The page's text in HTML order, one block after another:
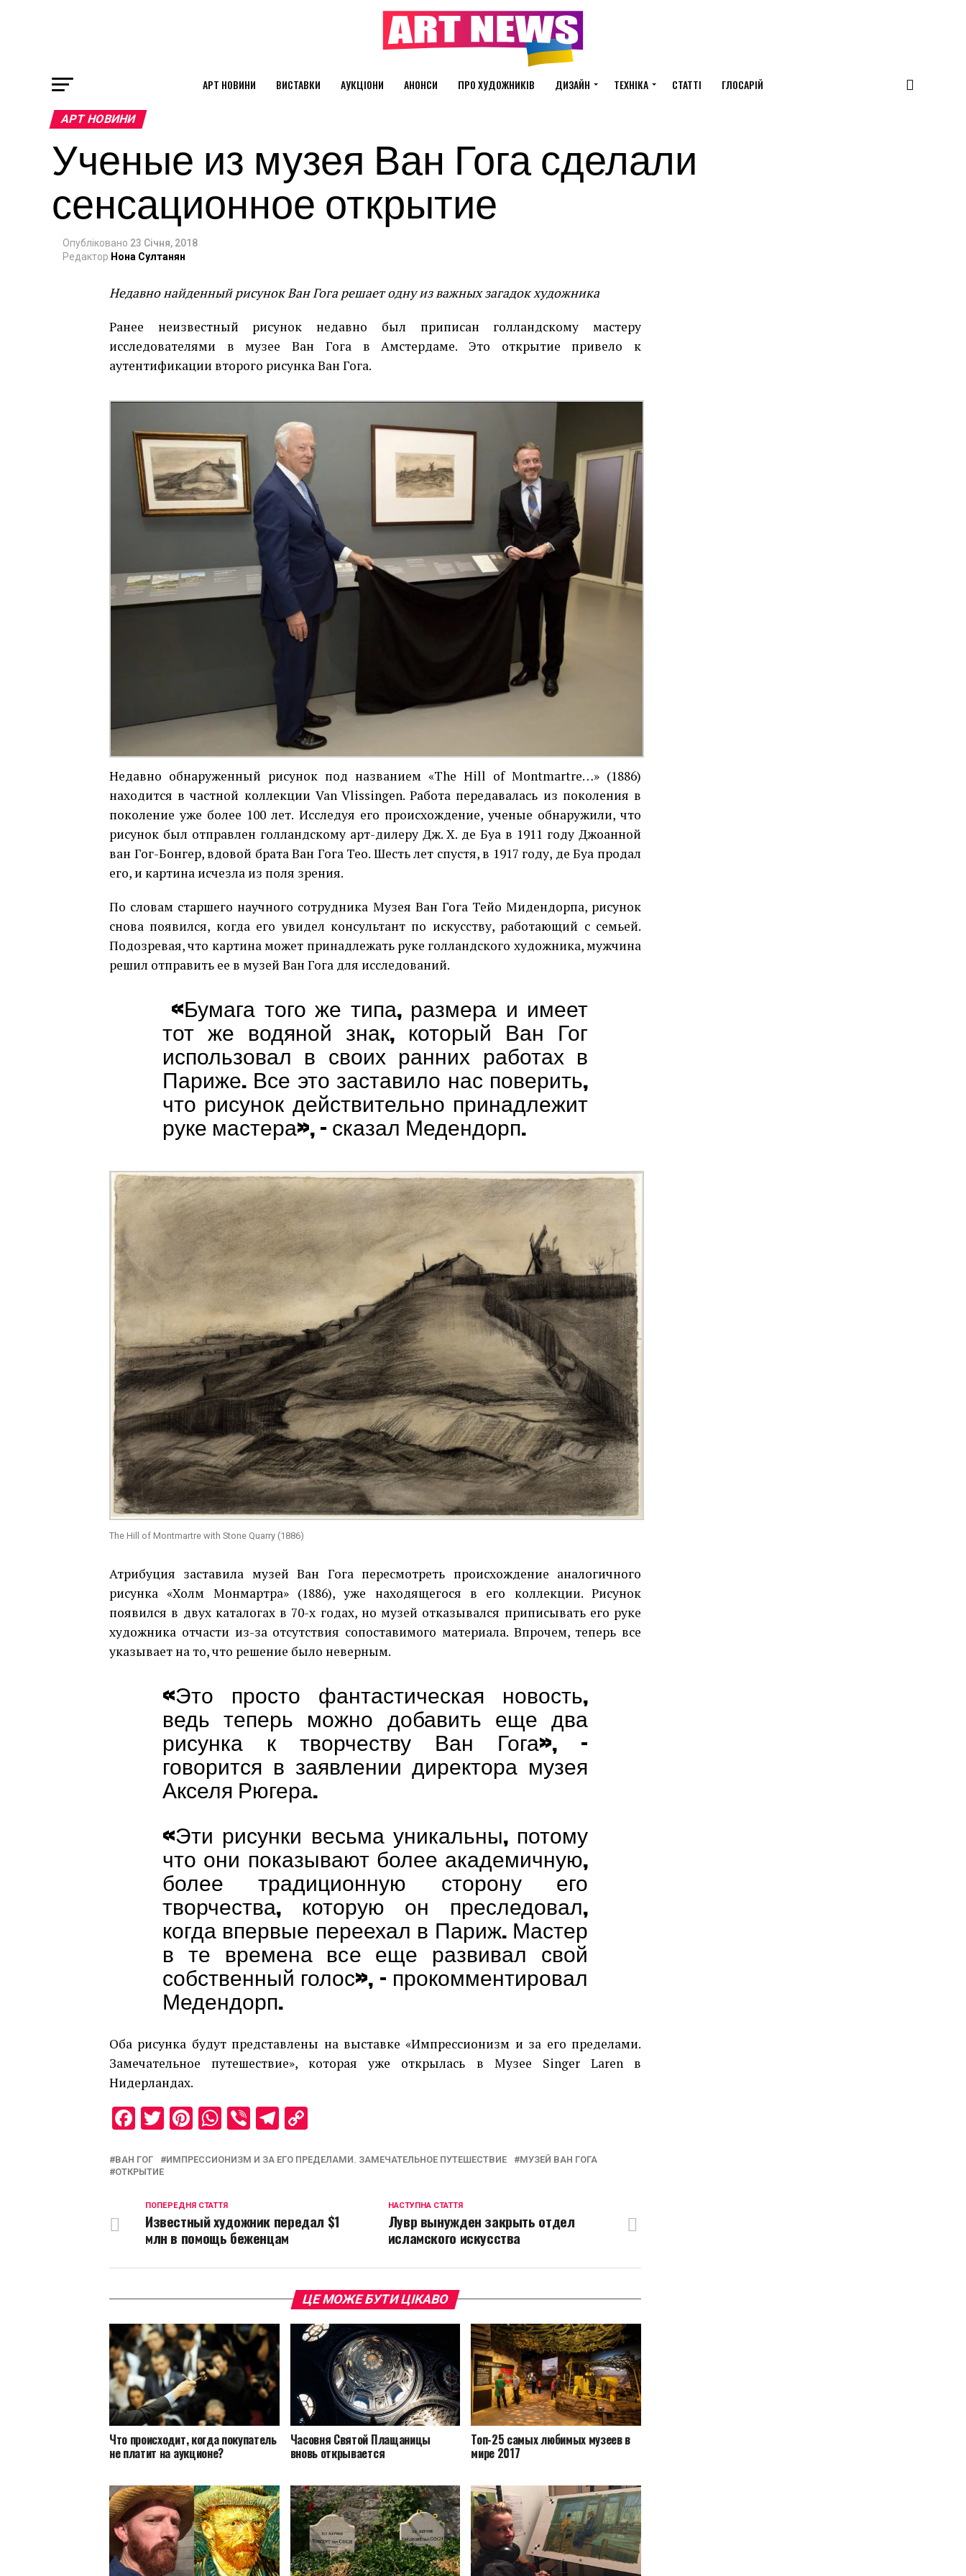
АРТ НОВИНИ ВИСТАВКИ АУКЦІОНИ АНОНСИ ПРО ХУДОЖНИКІВ ДИЗАЙН ТЕХНІКА СТАТТІ ГЛОСАРІЙ
АРТ НОВИНИ
Ученые из музея Ван Гога сделали
сенсационное открытие
Опубліковано 23 Січня, 2018
Редактор Нона Султанян
Недавно найденный рисунок Ван Гога решает одну из важных загадок художника
Ранее неизвестный рисунок недавно был приписан голландскому мастеру
исследователями в музее Ван Гога в Амстердаме. Это открытие привело к
аутентификации второго рисунка Ван Гога.
Недавно обнаруженный рисунок под названием «The Hill of Montmartre…» (1886)
находится в частной коллекции Van Vlissingen. Работа передавалась из поколения в
поколение уже более 100 лет. Исследуя его происхождение, ученые обнаружили, что
рисунок был отправлен голландскому арт-дилеру Дж. Х. де Буа в 1911 году Джоанной
ван Гог-Бонгер, вдовой брата Ван Гога Тео. Шесть лет спустя, в 1917 году, де Буа продал
его, и картина исчезла из поля зрения.
По словам старшего научного сотрудника Музея Ван Гога Тейо Мидендорпа, рисунок
снова появился, когда его увидел консультант по искусству, работающий с семьей.
Подозревая, что картина может принадлежать руке голландского художника, мужчина
решил отправить ее в музей Ван Гога для исследований.
«Бумага того же типа, размера и имеет
тот же водяной знак, который Ван Гог
использовал в своих ранних работах в
Париже. Все это заставило нас поверить,
что рисунок действительно принадлежит
руке мастера», – сказал Медендорп.
The Hill of Montmartre with Stone Quarry (1886)
Атрибуция заставила музей Ван Гога пересмотреть происхождение аналогичного
рисунка «Холм Монмартра» (1886), уже находящегося в его коллекции. Рисунок
появился в двух каталогах в 70-х годах, но музей отказывался приписывать его руке
художника отчасти из-за отсутствия сопоставимого материала. Впрочем, теперь все
указывает на то, что решение было неверным.
«Это просто фантастическая новость,
ведь теперь можно добавить еще два
рисунка к творчеству Ван Гога», –
говорится в заявлении директора музея
Акселя Рюгера.
«Эти рисунки весьма уникальны, потому
что они показывают более академичную,
более традиционную сторону его
творчества, которую он преследовал,
когда впервые переехал в Париж. Мастер
в те времена все еще развивал свой
собственный голос», – прокомментировал
Медендорп.
Оба рисунка будут представлены на выставке «Импрессионизм и за его пределами.
Замечательное путешествие», которая уже открылась в Музее Singer Laren в
Нидерландах.
Facebook
Twitter
Pinterest
WhatsApp
ViberTelegram
ВАН ГОГ ИМПРЕССИОНИЗМ И ЗА ЕГО ПРЕДЕЛАМИ. ЗАМЕЧАТЕЛЬНОЕ ПУТЕШЕСТВИЕ
МУЗЕЙ ВАН ГОГА
ОТКРЫТИЕ
НАСТУПНА СТАТТЯ
Лувр вынужден закрыть отдел
исламского искусства
ПОПЕРЕДНЯ СТАТТЯ
Известный художник передал $1
млн в помощь беженцам
ЦЕ МОЖЕ БУТИ ЦІКАВО
Что происходит, когда покупатель
не платит на аукционе?
Часовня Святой Плащаницы
вновь открывается
Топ-25 самых любимых музеев в
мире 2017